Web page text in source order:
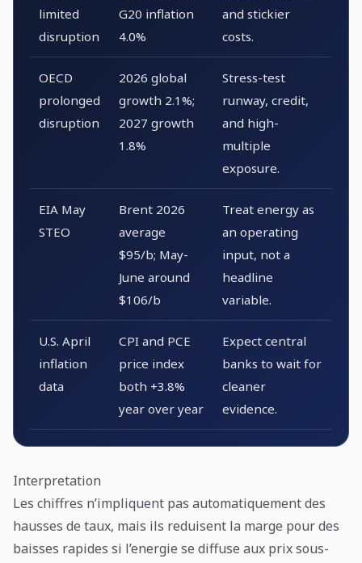
limited
disruption
G20 inflation
4.0%
and stickier
costs.
OECD
prolonged
disruption
2026 global
growth 2.1%;
2027 growth
1.8%
Stress-test
runway, credit,
and high-
multiple
exposure.
EIA May
STEO
Brent 2026
average
$95/b; May-
June around
$106/b
Treat energy as
an operating
input, not a
headline
variable.
U.S. April
inflation
data
CPI and PCE
price index
both +3.8%
year over year
Expect central
banks to wait for
cleaner
evidence.
Interpretation
Les chiffres n’impliquent pas automatiquement des
hausses de taux, mais ils reduisent la marge pour des
baisses rapides si l’energie se diffuse aux prix sous-